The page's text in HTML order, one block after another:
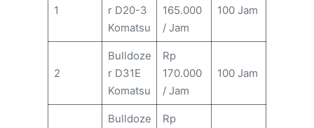
1
r D20-3
Komatsu
165.000
/ Jam
100 Jam
2
Bulldoze
r D31E
Komatsu
Rp
170.000
/ Jam
100 Jam
Bulldoze
Rp